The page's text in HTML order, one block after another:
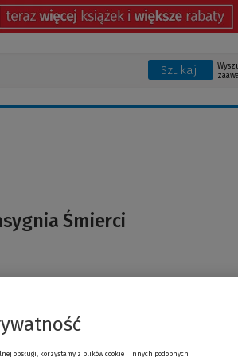
Szukaj
Śmierci
obsługi, korzystamy z plików cookie i innych podobnych